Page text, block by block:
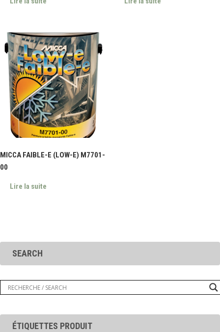
MICCA FAIBLE-E (LOW-E) M7701-
00
Lire la suite
SEARCH
ÉTIQUETTES PRODUIT